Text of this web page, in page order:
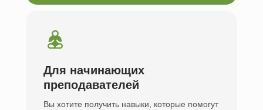
Для начинающих
преподавателей
Вы хотите получить навыки, которые помогут